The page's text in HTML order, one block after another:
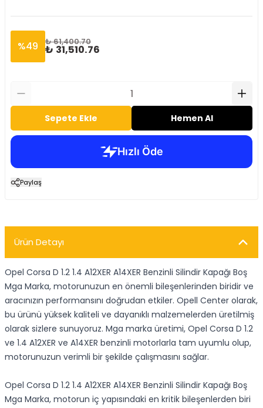
%49 ₺ 61,400.70
₺ 31,510.76
Sepete Ekle Hemen Al
Paylaş
Ürün Detayı
Opel Corsa D 1.2 1.4 A12XER A14XER Benzinli Silindir Kapağı Boş
Mga Marka, motorunuzun en önemli bileşenlerinden biridir ve
aracınızın performansını doğrudan etkiler. Opell Center olarak,
bu ürünü yüksek kaliteli ve dayanıklı malzemelerden üretilmiş
olarak sizlere sunuyoruz. Mga marka üretimi, Opel Corsa D 1.2
ve 1.4 A12XER ve A14XER benzinli motorlarla tam uyumlu olup,
motorunuzun verimli bir şekilde çalışmasını sağlar.
Opel Corsa D 1.2 1.4 A12XER A14XER Benzinli Silindir Kapağı Boş
Mga Marka, motorun iç yapısındaki en kritik bileşenlerden biri